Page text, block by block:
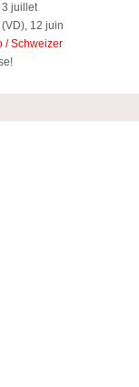
3 juillet
12 juin
/ Schweizer